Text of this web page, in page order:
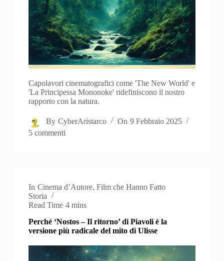
Capolavori cinematografici come 'The New World' e
'La Principessa Mononoke' ridefiniscono il nostro
rapporto con la natura.
By CyberAristarco On 9 Febbraio 2025
5 commenti
In Cinema d’Autore, Film che Hanno Fatto
Storia
Read Time 4 mins
Perché ‘Nostos – Il ritorno’ di Piavoli è la
versione più radicale del mito di Ulisse